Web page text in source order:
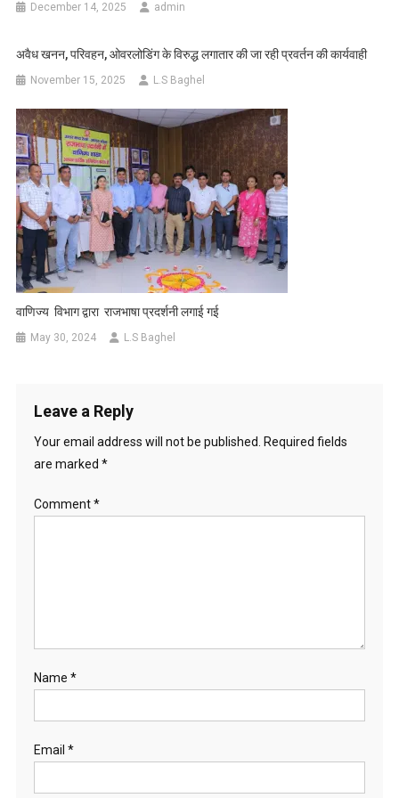
December 14, 2025 admin
अवैध खनन, परिवहन, ओवरलोडिंग के विरुद्ध लगातार की जा रही प्रवर्तन की कार्यवाही
November 15, 2025 L.S Baghel
वाणिज्य विभाग द्वारा राजभाषा प्रदर्शनी लगाई गई
May 30, 2024 L.S Baghel
Leave a Reply
Your email address will not be published.
Required fields
are marked *
Comment*
Name *
Email *